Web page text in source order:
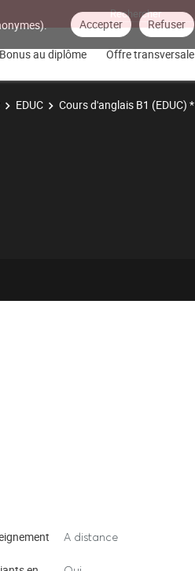
Accepter Refuser
Bonus au diplôme Offre transversale
EDUC Cours d'anglais B1 (EDUC) *
A distance